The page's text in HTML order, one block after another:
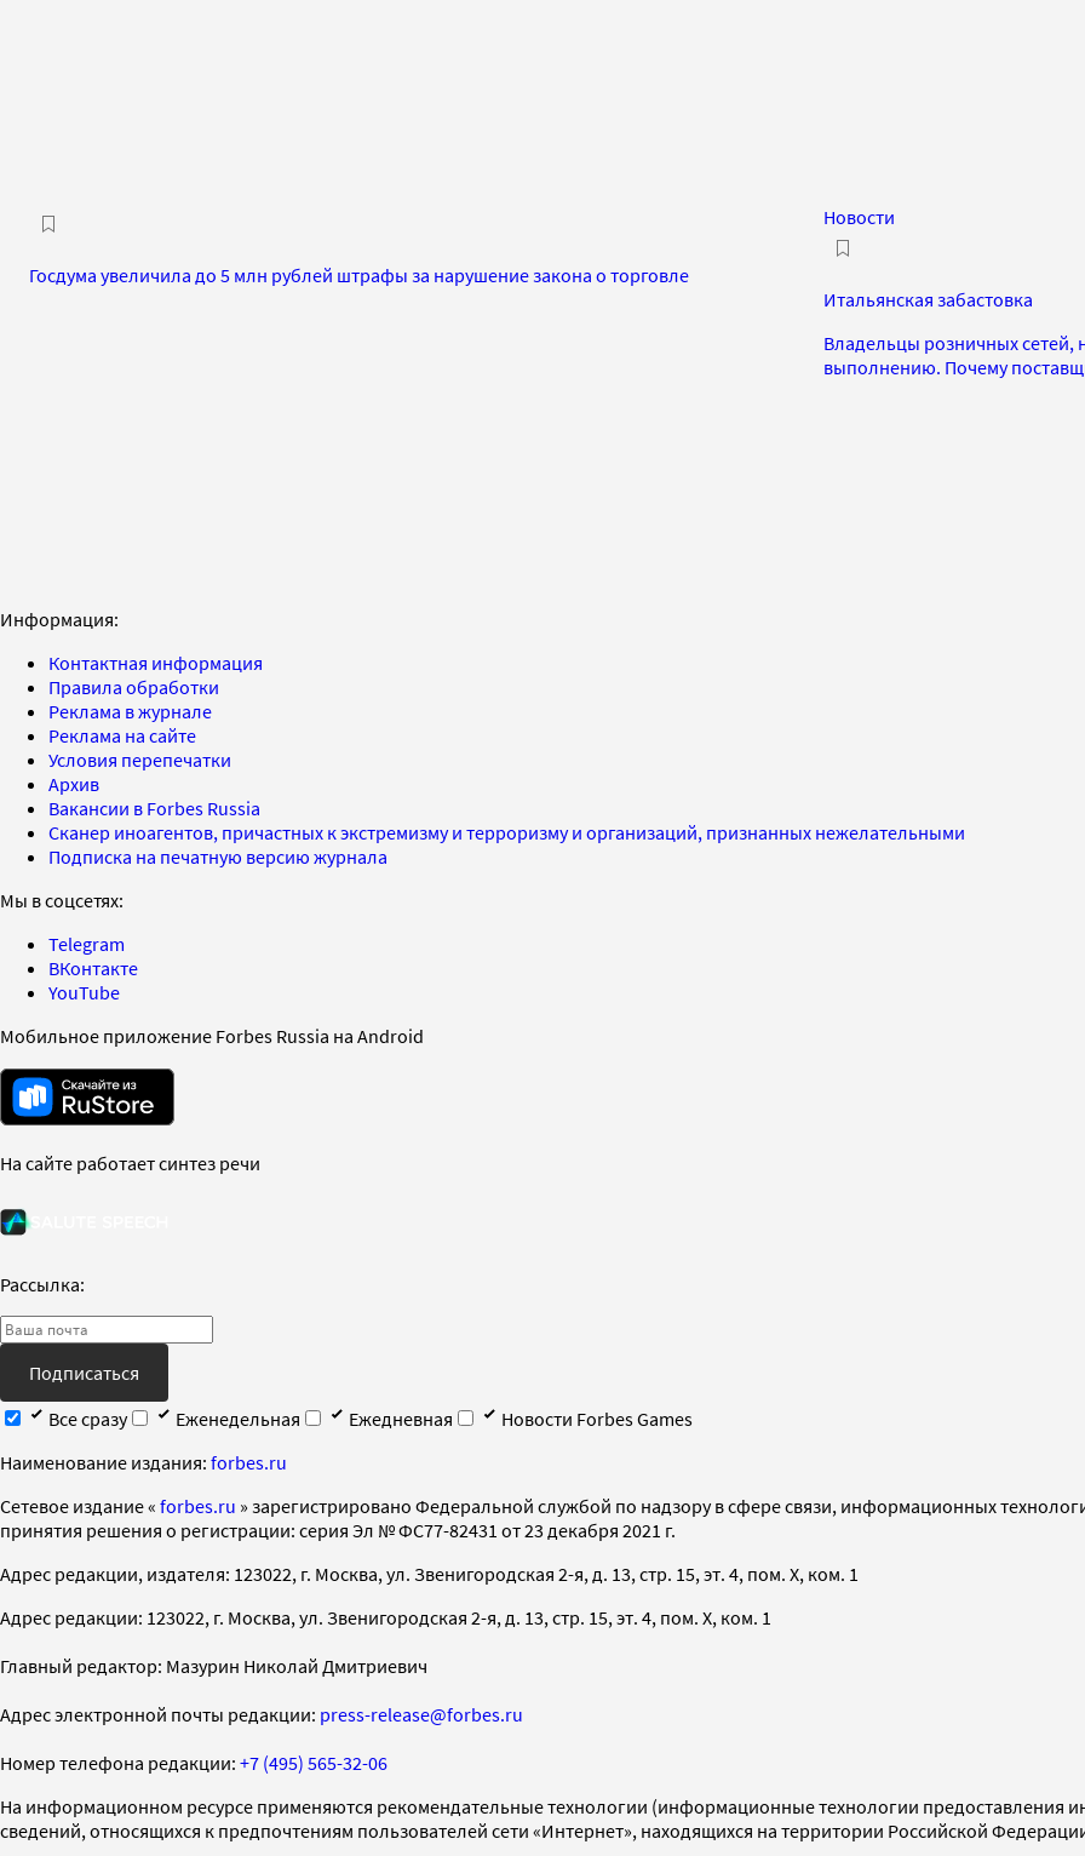
Госдума увеличила до 5 млн рублей штрафы за нарушение закона о торговле
Новости
Итальянская забастовка
Владельцы розничных сетей,
выполнению. Почему
Информация:
Контактная информация
Правила обработки
Реклама в журнале
Реклама на сайте
Условия перепечатки
Архив
Вакансии в Forbes Russia
Сканер иноагентов, причастных к экстремизму и терроризму и организаций, признанных нежелательными
Подписка на печатную версию журнала
Мы в соцсетях:
Telegram
ВКонтакте
YouTube
Мобильное приложение Forbes Russia на Android
На сайте работает синтез речи
Рассылка:
Подписаться
Все сразу
Еженедельная Ежедневная
Новости Forbes Games
Наименование издания: forbes.ru
Cетевое издание « forbes.ru » зарегистрировано Федеральной службой по надзору в сфере связи, информационных
принятия решения о регистрации: серия Эл № ФС77-82431 от 23 декабря 2021 г.
Адрес редакции, издателя: 123022, г. Москва, ул. Звенигородская 2-я, д. 13, стр. 15, эт. 4, пом. X, ком. 1
Адрес редакции: 123022, г. Москва, ул. Звенигородская 2-я, д. 13, стр. 15, эт. 4, пом. X, ком. 1
Главный редактор: Мазурин Николай Дмитриевич
Адрес электронной почты редакции: press-release@forbes.ru
Номер телефона редакции: +7 (495) 565-32-06
На информационном ресурсе применяются рекомендательные технологии (информационные технологии предоставления
сведений, относящихся к предпочтениям пользователей сети «Интернет», находящихся на территории Российской